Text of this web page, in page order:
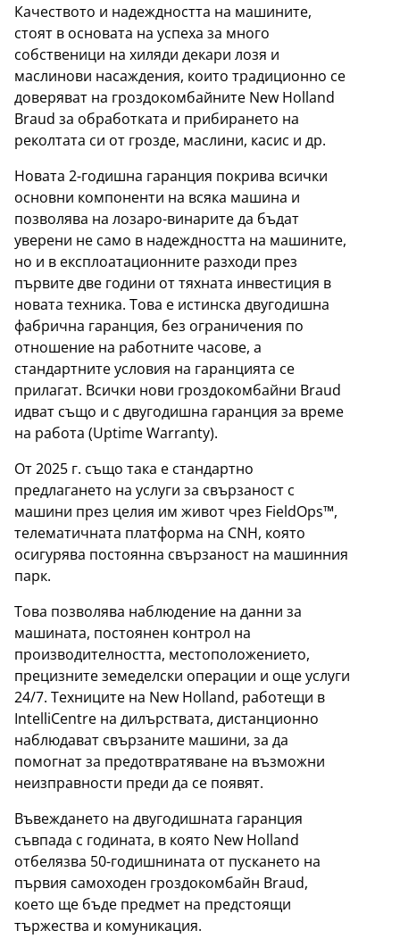
Качеството и надеждността на машините,
стоят в основата на успеха за много
собственици на хиляди декари лозя и
маслинови насаждения, които традиционно се
доверяват на гроздокомбайните New Holland
Braud за обработката и прибирането на
реколтата си от грозде, маслини, касис и др.
Новата 2-годишна гаранция покрива всички
основни компоненти на всяка машина и
позволява на лозаро-винарите да бъдат
уверени не само в надеждността на машините,
но и в експлоатационните разходи през
първите две години от тяхната инвестиция в
новата техника. Това е истинска двугодишна
фабрична гаранция, без ограничения по
отношение на работните часове, а
стандартните условия на гаранцията се
прилагат. Всички нови гроздокомбайни Braud
идват също и с двугодишна гаранция за време
на работа (Uptime Warranty).
От 2025 г. също така е стандартно
предлагането на услуги за свързаност с
машини през целия им живот чрез FieldOps™,
телематичната платформа на CNH, която
осигурява постоянна свързаност на машинния
парк.
Това позволява наблюдение на данни за
машината, постоянен контрол на
производителността, местоположението,
прецизните земеделски операции и още услуги
24/7. Техниците на New Holland, работещи в
IntelliCentre на дилърствата, дистанционно
наблюдават свързаните машини, за да
помогнат за предотвратяване на възможни
неизправности преди да се появят.
Въвеждането на двугодишната гаранция
съвпада с годината, в която New Holland
отбелязва 50-годишнината от пускането на
първия самоходен гроздокомбайн Braud,
което ще бъде предмет на предстоящи
тържества и комуникация.